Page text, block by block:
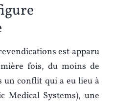
est apparu
fois, du moins de
un conflit qui a eu lieu à
Medical Systems), une